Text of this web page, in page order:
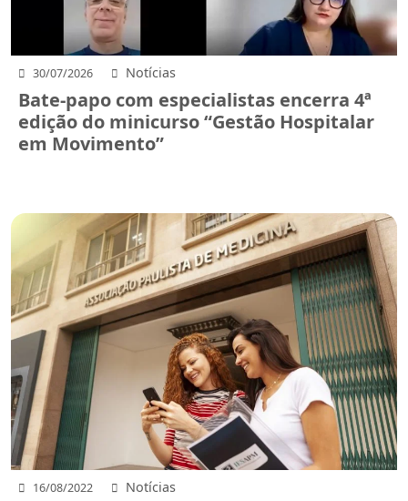
30/07/2026 Notícias
Bate-papo com especialistas encerra 4ª
edição do minicurso “Gestão Hospitalar
em Movimento”
16/08/2022 Notícias